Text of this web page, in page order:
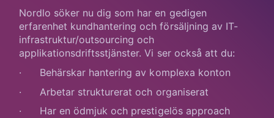
Nordlo söker nu dig som har en gedigen
erfarenhet kundhantering och försäljning av IT-
infrastruktur/outsourcing och
applikationsdriftsstjänster. Vi ser också att du:
· Behärskar hantering av komplexa konton
· Arbetar strukturerat och organiserat
· Har en ödmjuk och prestigelös approach